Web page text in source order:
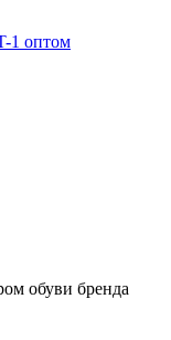
обуви бренда